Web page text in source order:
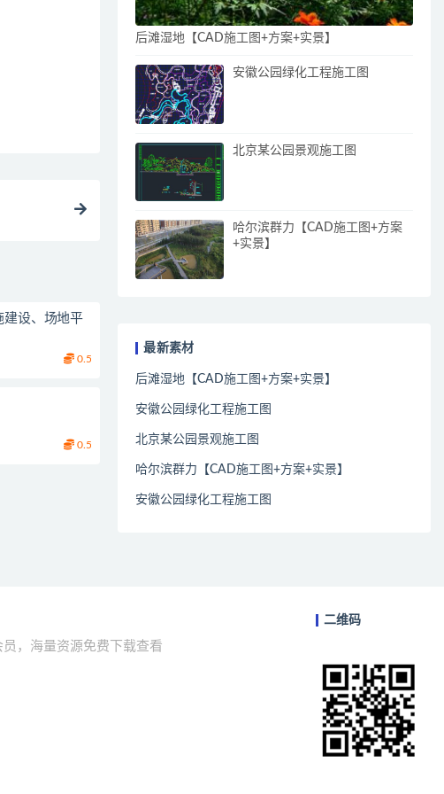
建设、场地平
0.5
0.5
后滩湿地【CAD施工图+方案+实景】
安徽公园绿化工程施工图
北京某公园景观施工图
哈尔滨群力【CAD施工图+方案
+实景】
最新素材
后滩湿地【CAD施工图+方案+实景】
安徽公园绿化工程施工图
北京某公园景观施工图
哈尔滨群力【CAD施工图+方案+实景】
安徽公园绿化工程施工图
员，海量资源免费下载查看
二维码